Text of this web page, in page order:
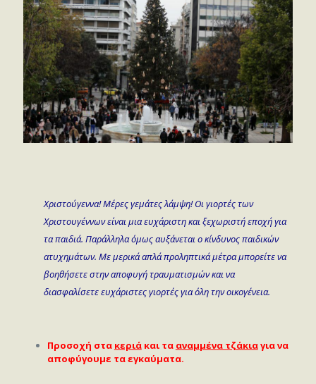
Χριστούγεννα! Μέρες γεμάτες λάμψη! Οι γιορτές των
Χριστουγέννων είναι μια ευχάριστη και ξεχωριστή εποχή για
τα παιδιά. Παράλληλα όμως αυξάνεται ο κίνδυνος παιδικών
ατυχημάτων. Με μερικά απλά προληπτικά μέτρα μπορείτε να
βοηθήσετε στην αποφυγή τραυματισμών και να
διασφαλίσετε ευχάριστες γιορτές για όλη την οικογένεια.
Προσοχή στα κεριάκαι τα αναμμένα τζάκιαγια να
αποφύγουμε τα εγκαύματα.